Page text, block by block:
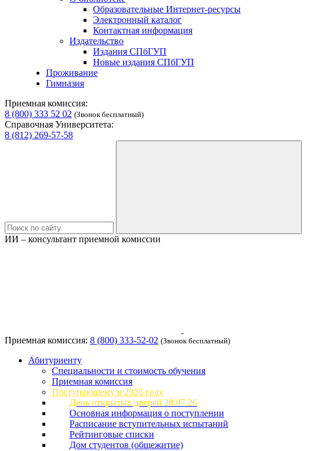
Образовательные Интернет-ресурсы
Электронный каталог
Контактная информация
Издательство
Издания СПбГУП
Новые издания СПбГУП
Проживание
Гимназия
Приемная комиссия:
8 (800) 333 52 02 (Звонок бесплатный)
Справочная Университета:
8 (812) 269-57-58
ИИ – консультант приемной комиссии
Приемная комиссия: 8 (800) 333-52-02 (Звонок бесплатный)
Абитуриенту
Специальности и стоимость обучения
Приемная комиссия
Поступающему в 2026 году
День открытых дверей 28.07.26
Основная информация о поступлении
Расписание вступительных испытаний
Рейтинговые списки
Дом студентов (общежитие)